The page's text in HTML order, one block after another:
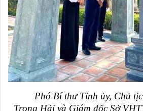
Phó Bí thư Tỉnh ủy, Chủ
Trọng Hải và Giám đốc Sở